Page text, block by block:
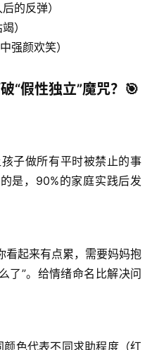
的反弹）
）
强颜欢笑）
“假性独立”魔咒？🎯
子做所有平时被禁止的事
是，90%的家庭实践后发
看起来有点累，需要妈妈抱
了”。 给情绪命名 比解决问
色代表不同求助程度（红